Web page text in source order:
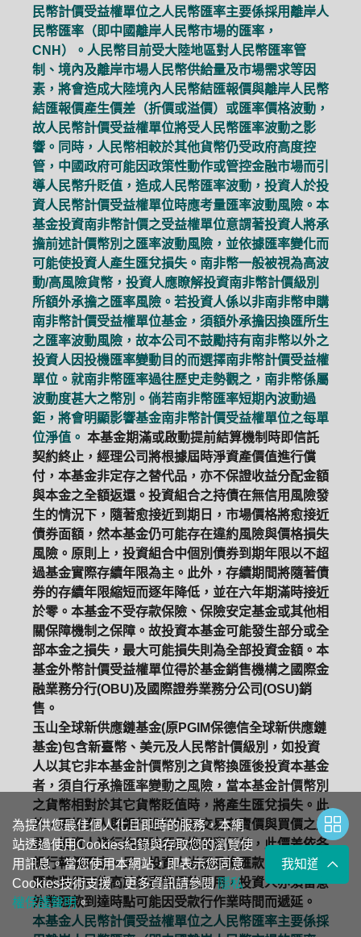
民幣計價受益權單位之人民幣匯率主要係採用離岸人
民幣匯率（即中國離岸人民幣市場的匯率，
CNH）。人民幣目前受大陸地區對人民幣匯率管
制、境內及離岸市場人民幣供給量及市場需求等因
素，將會造成大陸境內人民幣結匯報價與離岸人民幣
結匯報價產生價差（折價或溢價）或匯率價格波動，
故人民幣計價受益權單位將受人民幣匯率波動之影
響。同時，人民幣相較於其他貨幣仍受政府高度控
管，中國政府可能因政策性動作或管控金融市場而引
導人民幣升貶值，造成人民幣匯率波動，投資人於投
資人民幣計價受益權單位時應考量匯率波動風險。本
基金投資南非幣計價之受益權單位意謂著投資人將承
擔前述計價幣別之匯率波動風險，並依據匯率變化而
可能使投資人產生匯兌損失。南非幣一般被視為高波
動/高風險貨幣，投資人應瞭解投資南非幣計價級別
所額外承擔之匯率風險。若投資人係以非南非幣申購
南非幣計價受益權單位基金，須額外承擔因換匯所生
之匯率波動風險，故本公司不鼓勵持有南非幣以外之
投資人因投機匯率變動目的而選擇南非幣計價受益權
單位。就南非幣匯率過往歷史走勢觀之，南非幣係屬
波動度甚大之幣別。倘若南非幣匯率短期內波動過
鉅，將會明顯影響基金南非幣計價受益權單位之每單
位淨值。 本基金期滿或啟動提前結算機制時即信託
契約終止，經理公司將根據屆時淨資產價值進行償
付，本基金非定存之替代品，亦不保證收益分配金額
與本金之全額返還。投資組合之持債在無信用風險發
生的情況下，隨著愈接近到期日，市場價格將愈接近
債券面額，然本基金仍可能存在違約風險與價格損失
風險。原則上，投資組合中個別債券到期年限以不超
過基金實際存續年限為主。此外，存續期間將隨著債
券的存續年限縮短而逐年降低，並在六年期滿時接近
於零。本基金不受存款保險、保險安定基金或其他相
關保障機制之保障。故投資本基金可能發生部分或全
部本金之損失，最大可能損失則為全部投資金額。本
基金外幣計價受益權單位得於基金銷售機構之國際金
融業務分行(OBU)及國際證券業務分公司(OSU)銷
售。
玉山全球新供應鏈基金(原PGIM保德信全球新供應鏈
基金)包含新臺幣、美元及人民幣計價級別，如投資
人以其它非本基金計價幣別之貨幣換匯後投資本基金
者，須自行承擔匯率變動之風險，當本基金計價幣別
之貨幣相對於其它貨幣貶值時，將產生匯兌損失。此
外，因投資人與銀行進行外匯交易有賣價與買價之差
異，投資人進行換匯時須承擔買賣價差，此價差依各
銀行報價而定。另，投資人尚須承擔匯款費用且外幣
匯款費用可能高於新臺幣匯款費用，投資人亦須留意
外幣匯款到達時點可能因受款行作業時間而遞延。
本基金人民幣計價受益權單位之人民幣匯率主要係採
為提供您最佳個人化且即時的服務，本網
站透過使用Cookies紀錄與存取您的瀏覽使
用訊息。當您使用本網站，即表示您同意
Cookies技術支援。更多資訊請參閱隱私
權保護聲明。
我知道了